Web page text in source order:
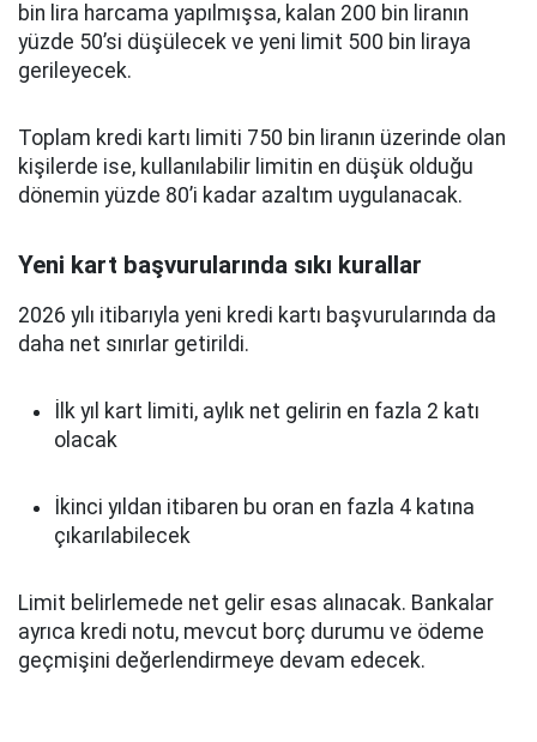
bin lira harcama yapılmışsa, kalan 200 bin liranın
yüzde 50’si düşülecek ve yeni limit 500 bin liraya
gerileyecek.
Toplam kredi kartı limiti 750 bin liranın üzerinde olan
kişilerde ise, kullanılabilir limitin en düşük olduğu
dönemin yüzde 80’i kadar azaltım uygulanacak.
Yeni kart başvurularında sıkı kurallar
2026 yılı itibarıyla yeni kredi kartı başvurularında da
daha net sınırlar getirildi.
İlk yıl kart limiti, aylık net gelirin en fazla 2 katı
olacak
İkinci yıldan itibaren bu oran en fazla 4 katına
çıkarılabilecek
Limit belirlemede net gelir esas alınacak. Bankalar
ayrıca kredi notu, mevcut borç durumu ve ödeme
geçmişini değerlendirmeye devam edecek.